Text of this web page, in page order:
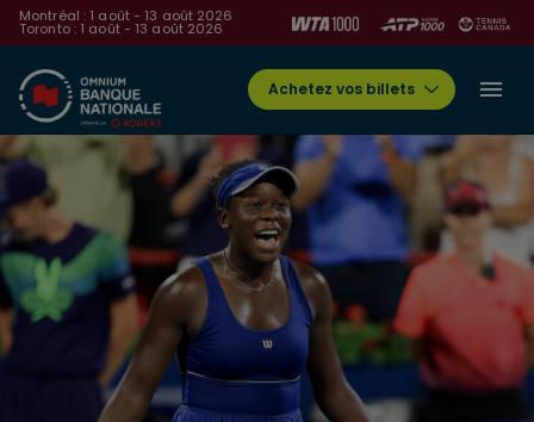
Montréal : 1 août - 13 août 2026
Toronto : 1 août - 13 août 2026
Achetez vos billets